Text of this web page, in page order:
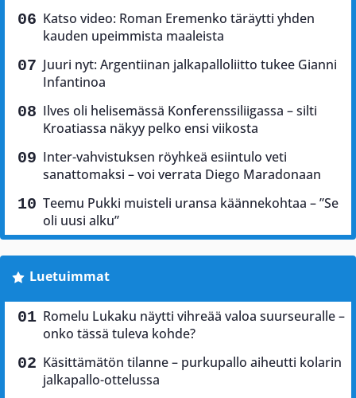
Katso video: Roman Eremenko täräytti yhden
kauden upeimmista maaleista
Juuri nyt: Argentiinan jalkapalloliitto tukee Gianni
Infantinoa
Ilves oli helisemässä Konferenssiliigassa – silti
Kroatiassa näkyy pelko ensi viikosta
Inter-vahvistuksen röyhkeä esiintulo veti
sanattomaksi – voi verrata Diego Maradonaan
Teemu Pukki muisteli uransa käännekohtaa – ”Se
oli uusi alku”
Luetuimmat
Romelu Lukaku näytti vihreää valoa suurseuralle –
onko tässä tuleva kohde?
Käsittämätön tilanne – purkupallo aiheutti kolarin
jalkapallo-ottelussa